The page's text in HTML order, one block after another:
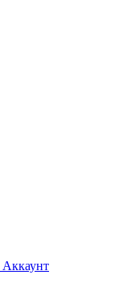
Аккаунт